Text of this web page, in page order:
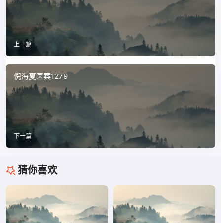
上一篇
倪海夏医案1279
下一篇
猜你喜欢